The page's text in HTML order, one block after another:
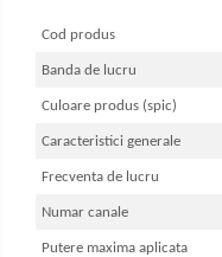
Cod produs
Banda de lucru
Culoare produs (spic)
Caracteristici generale
Frecventa de lucru
Numar canale
Putere maxima aplicata